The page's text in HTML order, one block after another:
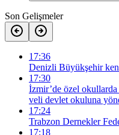
Son Gelişmeler
17:36
Denizli Büyükşehir
17:30
İzmir’de özel
veli devlet okuluna
17:24
Trabzon Dernekler
17:18